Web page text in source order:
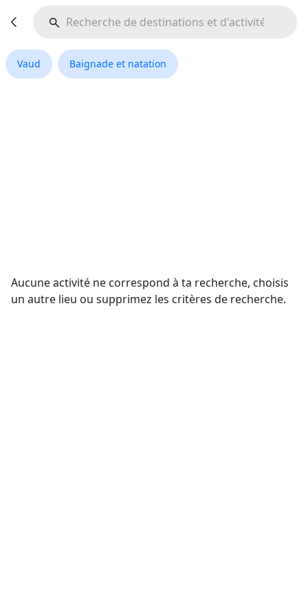
Vaud Baignade et natation
Aucune activité ne correspond à ta recherche, choisis
un autre lieu ou supprimez les critères de recherche.